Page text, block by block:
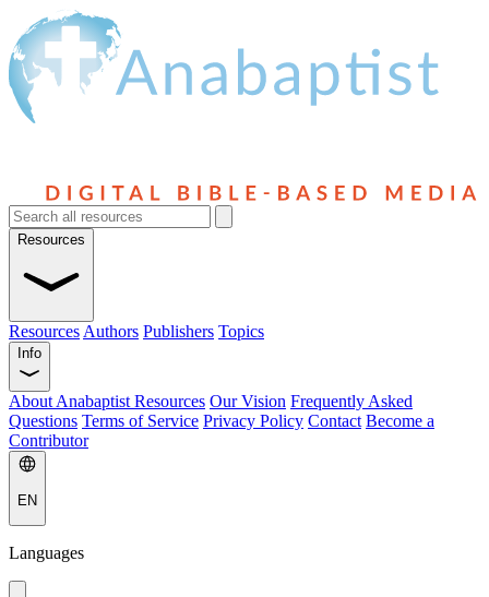
Resources
Resources Authors Publishers Topics
Info
About Anabaptist Resources Our Vision Frequently Asked
Questions Terms of Service Privacy Policy Contact Become a
Contributor
EN
Languages